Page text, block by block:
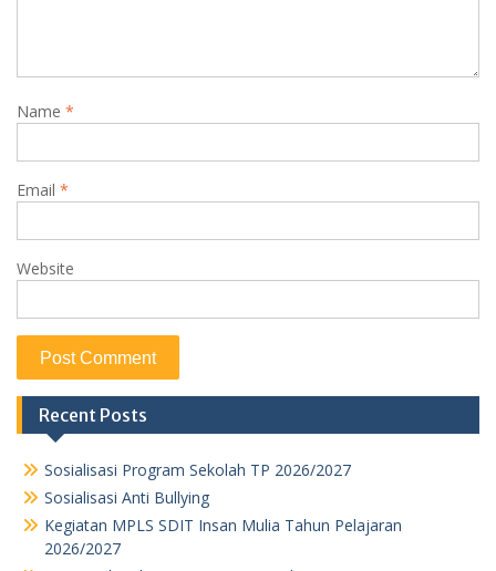
Name *
Email *
Website
Recent Posts
Sosialisasi Program Sekolah TP 2026/2027
Sosialisasi Anti Bullying
Kegiatan MPLS SDIT Insan Mulia Tahun Pelajaran
2026/2027